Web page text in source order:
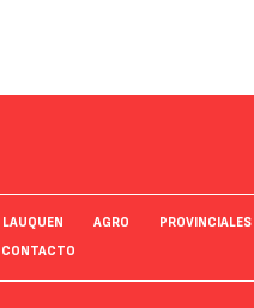
AGRO
PROVINCIALES
CONTACTO